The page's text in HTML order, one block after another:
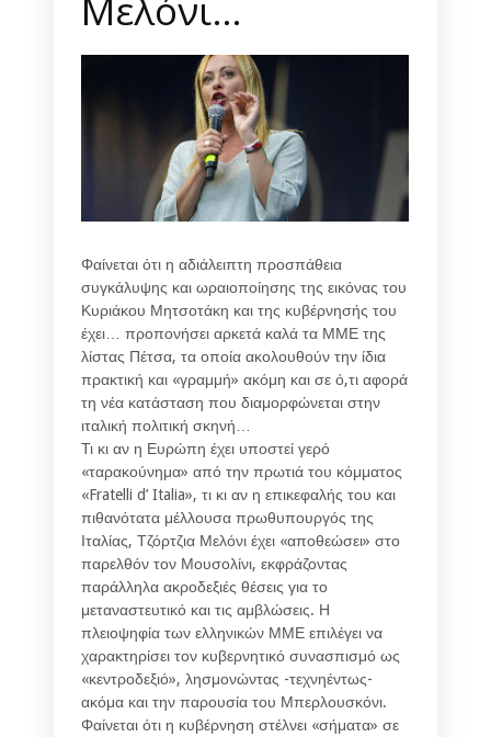
Φαίνεται ότι η αδιάλειπτη προσπάθεια
συγκάλυψης και ωραιοποίησης της εικόνας του
Κυριάκου Μητσοτάκη και της κυβέρνησής του
έχει… προπονήσει αρκετά καλά τα ΜΜΕ της
λίστας Πέτσα, τα οποία ακολουθούν την ίδια
πρακτική και «γραμμή» ακόμη και σε ό,τι αφορά
τη νέα κατάσταση που διαμορφώνεται στην
ιταλική πολιτική σκηνή…
Τι κι αν η Ευρώπη έχει υποστεί γερό
«ταρακούνημα» από την πρωτιά του κόμματος
«Fratelli d’ Italia», τι κι αν η επικεφαλής του και
πιθανότατα μέλλουσα πρωθυπουργός της
Ιταλίας, Τζόρτζια Μελόνι έχει «αποθεώσει» στο
παρελθόν τον Μουσολίνι, εκφράζοντας
παράλληλα ακροδεξιές θέσεις για το
μεταναστευτικό και τις αμβλώσεις. Η
πλειοψηφία των ελληνικών ΜΜΕ επιλέγει να
χαρακτηρίσει τον κυβερνητικό συνασπισμό ως
«κεντροδεξιό», λησμονώντας -τεχνηέντως-
ακόμα και την παρουσία του Μπερλουσκόνι.
Φαίνεται ότι η κυβέρνηση στέλνει «σήματα» σε